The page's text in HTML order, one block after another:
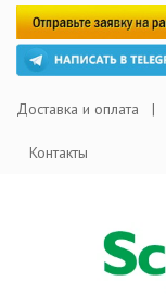
Доставка и оплата
Контакты